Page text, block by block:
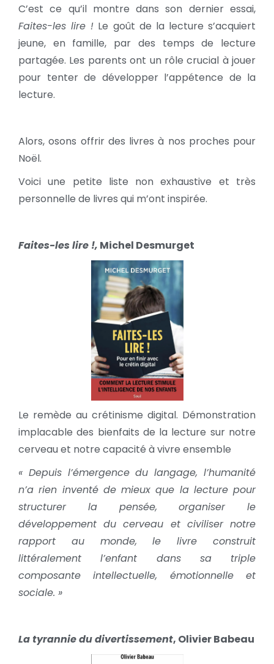
C’est ce qu’il montre dans son dernier essai,
Faites-les lire ! Le goût de la lecture s’acquiert
jeune, en famille, par des temps de lecture
partagée. Les parents ont un rôle crucial à jouer
pour tenter de développer l’appétence de la
lecture.
Alors, osons offrir des livres à nos proches pour
Noël.
Voici une petite liste non exhaustive et très
personnelle de livres qui m’ont inspirée.
Faites-les lire !, Michel Desmurget
Le remède au crétinisme digital. Démonstration
implacable des bienfaits de la lecture sur notre
cerveau et notre capacité à vivre ensemble
« Depuis l’émergence du langage, l’humanité
n’a rien inventé de mieux que la lecture pour
structurer la pensée, organiser le
développement du cerveau et civiliser notre
rapport au monde, le livre construit
littéralement l’enfant dans sa triple
composante intellectuelle, émotionnelle et
sociale. »
La tyrannie du divertissement, Olivier Babeau